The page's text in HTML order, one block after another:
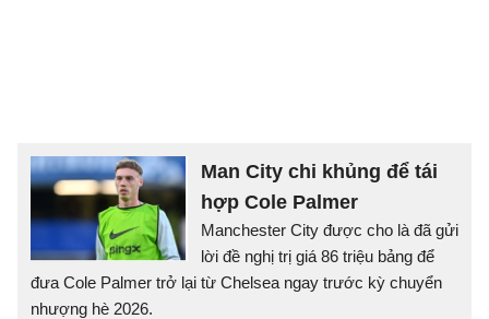
Man City chi khủng để tái
hợp Cole Palmer
Manchester City được cho là đã gửi
lời đề nghị trị giá 86 triệu bảng để
đưa Cole Palmer trở lại từ Chelsea ngay trước kỳ chuyển
nhượng hè 2026.